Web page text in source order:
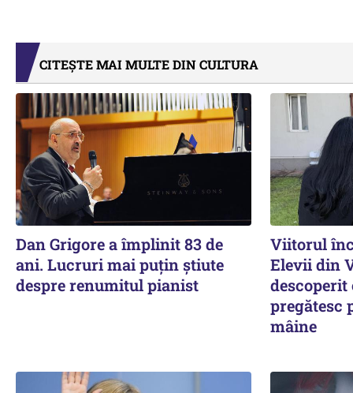
CITEȘTE MAI MULTE DIN CULTURA
Dan Grigore a împlinit 83 de
ani. Lucruri mai puțin știute
despre renumitul pianist
Viitorul
Elevii din
descoperit
pregătesc
mâine